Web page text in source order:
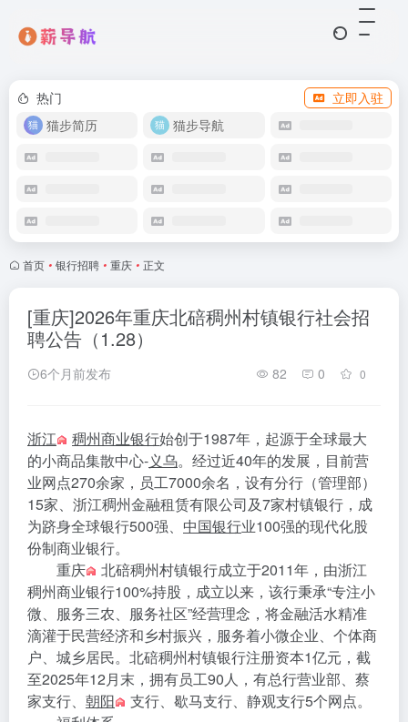
热门
立即入驻
猫步简历
猫步导航
首页 • 银行招聘 • 重庆 • 正文
[重庆]2026年重庆北碚稠州村镇银行社会招
聘公告（1.28）
6个月前发布 82 0 0
浙江 稠州商业银行始创于1987年，起源于全球最大
的小商品集散中心-义乌。经过近40年的发展，目前营
业网点270余家，员工7000余名，设有分行（管理部）
15家、浙江稠州金融租赁有限公司及7家村镇银行，成
为跻身全球银行500强、 中国银行业100强的现代化股
份制商业银行。
重庆
北碚稠州村镇银行成立于2011年，由浙江
稠州商业银行100%持股，成立以来，该行秉承“专注小
微、服务三农、服务社区”经营理念，将金融活水精准
滴灌于民营经济和乡村振兴，服务着小微企业、个体商
户、城乡居民。北碚稠州村镇银行注册资本1亿元，截
至2025年12月末，拥有员工90人，有总行营业部、蔡
家支行、 朝阳
支行、歇马支行、静观支行5个网点。